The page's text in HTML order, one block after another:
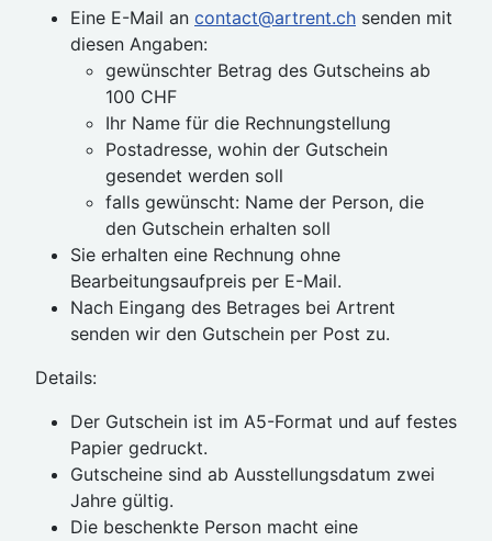
Eine E-Mail an contact@artrent.ch senden mit
diesen Angaben:
gewünschter Betrag des Gutscheins ab
100 CHF
Ihr Name für die Rechnungstellung
Postadresse, wohin der Gutschein
gesendet werden soll
falls gewünscht: Name der Person, die
den Gutschein erhalten soll
Sie erhalten eine Rechnung ohne
Bearbeitungsaufpreis per E-Mail.
Nach Eingang des Betrages bei Artrent
senden wir den Gutschein per Post zu.
Details:
Der Gutschein ist im A5-Format und auf festes
Papier gedruckt.
Gutscheine sind ab Ausstellungsdatum zwei
Jahre gültig.
Die beschenkte Person macht eine